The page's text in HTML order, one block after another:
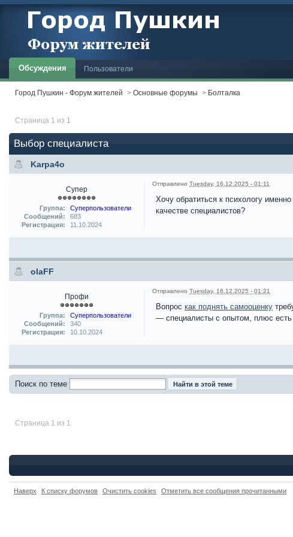
Обсуждения Пользователи
Город Пушкин - Форум жителей > Основные форумы > Болталка
Страница 1 из 1
Выбор специалиста
Karpa4o
Супер
Группа:
Суперпользователи
Сообщений:
683
Регистрация:
11.10.2024
Отправлено Tuesday, 16.12.2025 - 01:11
Хочу обратиться к психологу
качестве специалистов?
olaFF
Профи
Группа:
Суперпользователи
Сообщений:
340
Регистрация:
10.10.2024
Отправлено Tuesday, 16.12.2025 - 01:21
Вопрос как поднять самооценку
— специалисты с опытом, плюс есть
Поиск по теме
Страница 1 из 1
Наверх К списку форумов Очистить cookies Отметить все сообщения прочитанными